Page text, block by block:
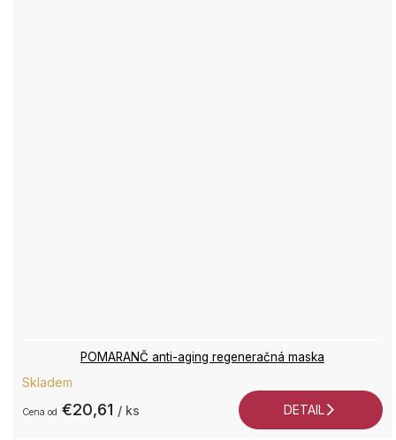
POMARANČ anti-aging regeneračná maska
Skladem
od €20,61 / ks DETAIL